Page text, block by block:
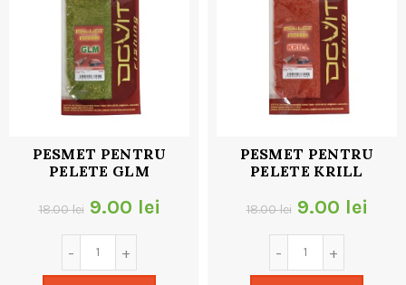
PESMET PENTRU
PELETE GLM
18.00lei Prețul
inițial
a
9.00 lei
PESMET PENTRU
PELETE KRILL
18.00lei Prețul
inițial
a
9.00 lei